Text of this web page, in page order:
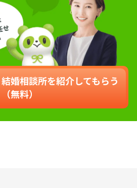
結婚相談所を紹介してもらう
（無料）